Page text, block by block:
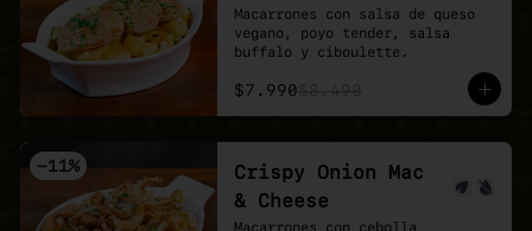
Macarrones con salsa de queso
vegano, poyo tender, salsa
buffalo y ciboulette.
$7.990
-11%
Crispy Onion Mac
& Cheese
Macarrones con cebolla